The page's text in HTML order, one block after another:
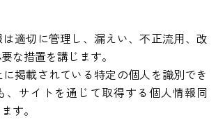
適切に管理し、漏えい、不正流用、改
な措置を講じます。
掲載されている特定の個人を識別でき
、サイトを通じて取得する個人情報同
す。